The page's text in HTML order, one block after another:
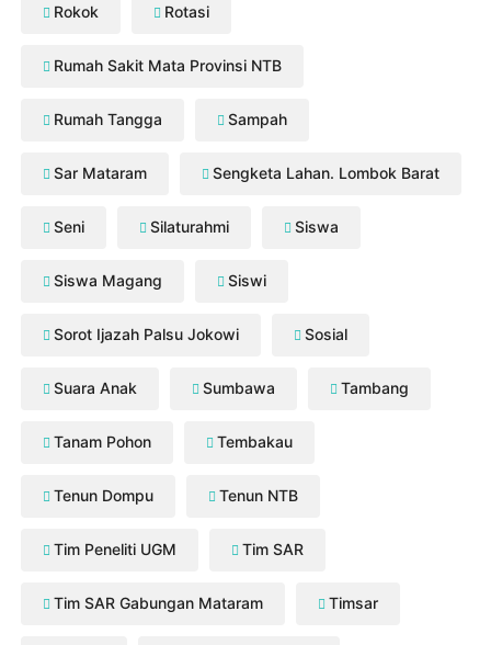
Rokok Rotasi
Rumah Sakit Mata Provinsi NTB
Rumah Tangga Sampah
Sar Mataram Sengketa Lahan. Lombok Barat
Seni Silaturahmi Siswa
Siswa Magang Siswi
Sorot Ijazah Palsu Jokowi Sosial
Suara Anak Sumbawa Tambang
Tanam Pohon Tembakau
Tenun Dompu Tenun NTB
Tim Peneliti UGM Tim SAR
Tim SAR Gabungan Mataram Timsar